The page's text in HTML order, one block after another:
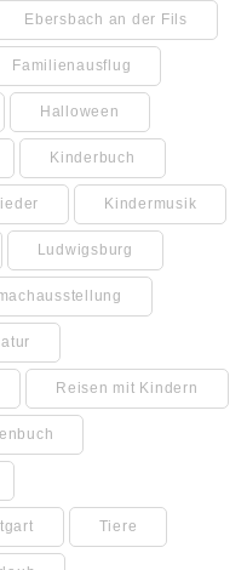
Ebersbach an der Fils
Familienausflug
Halloween
Kinderbuch
Kindermusik
Ludwigsburg
Reisen mit Kindern
Tiere